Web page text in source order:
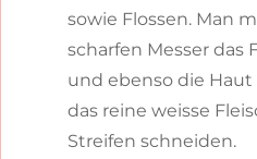
sowie Flossen. Man
scharfen Messer das
und ebenso die Haut
das reine weisse
Streifen schneiden.